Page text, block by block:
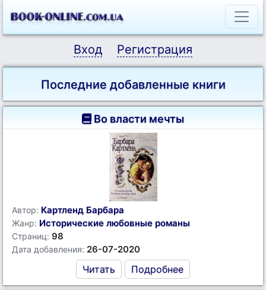
Вход Регистрация
Последние добавленные книги
Во власти мечты
Автор: Картленд Барбара
Жанр: Исторические любовные романы
Страниц: 98
Дата добавления: 26-07-2020
Читать Подробнее